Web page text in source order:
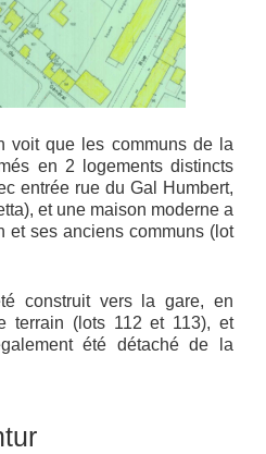
voit que les communs de la
en 2 logements distincts
entrée rue du Gal Humbert,
et une maison moderne a
et ses anciens communs (lot
construit vers la gare, en
terrain (lots 112 et 113), et
été détaché de la